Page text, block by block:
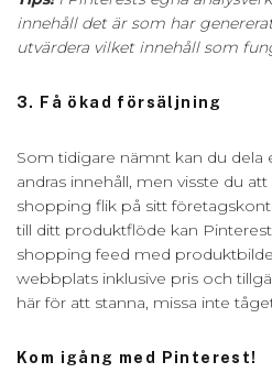
innehåll det är som har
utvärdera vilket innehåll som
3. Få ökad försäljning
Som tidigare nämnt kan du dela
andras innehåll, men visste du
shopping flik på sitt
till ditt produktflöde kan
shopping feed med
webbplats inklusive pris och
här för att stanna, missa inte
Kom igång med Pinterest!